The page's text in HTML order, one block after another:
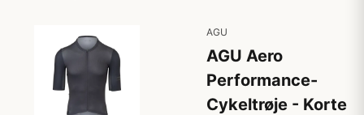
AGU
AGU Aero
Performance-
Cykeltrøje - Korte